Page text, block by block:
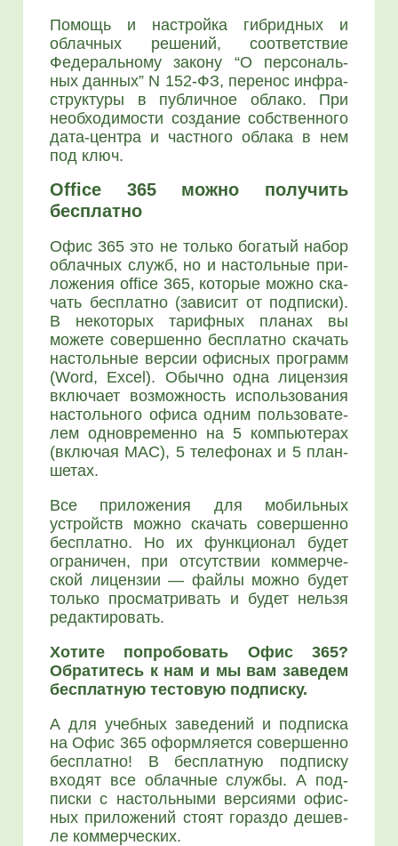
Помощь и настрой­ка гибрид­ных и
облач­ных реше­ний, соот­вет­ствие
Феде­раль­но­му зако­ну “О пер­со­наль­
ных дан­ных” N 152-ФЗ, пере­нос инфра­
струк­ту­ры в пуб­лич­ное обла­ко. При
необ­хо­ди­мо­сти созда­ние соб­ствен­но­го
дата-цен­тра и част­но­го обла­ка в нем
под ключ.
Office 365 можно получить
бесплатно
Офис 365 это не толь­ко бога­тый набор
облач­ных служб, но и настоль­ные при­
ло­же­ния office 365, кото­рые мож­но ска­
чать бес­плат­но (зави­сит от под­пис­ки).
В неко­то­рых тариф­ных пла­нах вы
може­те совер­шен­но бес­плат­но ска­чать
настоль­ные вер­сии офис­ных про­грамм
(Word, Excel). Обыч­но одна лицен­зия
вклю­ча­ет воз­мож­ность исполь­зо­ва­ния
настоль­но­го офи­са одним поль­зо­ва­те­
лем одно­вре­мен­но на 5 ком­пью­те­рах
(вклю­чая MAC), 5 теле­фо­нах и 5 план­
ше­тах.
Все при­ло­же­ния для мобиль­ных
устройств мож­но ска­чать совер­шен­но
бес­плат­но. Но их функ­ци­о­нал будет
огра­ни­чен, при отсут­ствии ком­мер­че­
ской лицен­зии — фай­лы мож­но будет
толь­ко про­смат­ри­вать и будет нель­зя
редак­ти­ро­вать.
Хоти­те попро­бо­вать Офис 365?
Обра­ти­тесь к нам и мы вам заве­дем
бес­плат­ную тесто­вую под­пис­ку.
А для учеб­ных заве­де­ний и под­пис­ка
на Офис 365 оформ­ля­ет­ся совер­шен­но
бес­плат­но! В бес­плат­ную под­пис­ку
вхо­дят все облач­ные служ­бы. А под­
пис­ки с настоль­ны­ми вер­си­я­ми офис­
ных при­ло­же­ний сто­ят гораз­до дешев­
ле ком­мер­че­ских.